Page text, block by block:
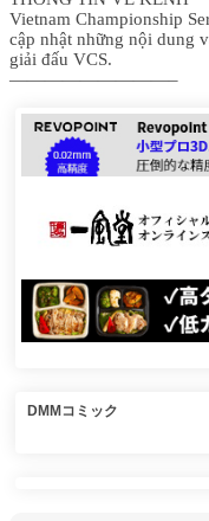
Vietnam Championship
cập nhật những nội dung
giải đấu VCS.
—————————–
DMMコミック